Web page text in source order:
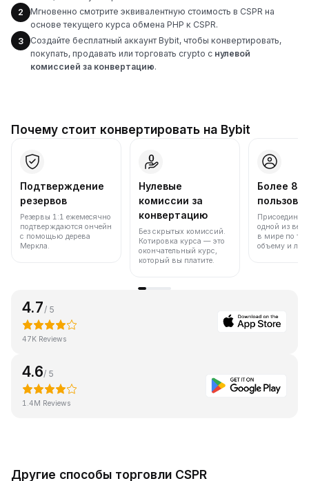
2
Мгновенно смотрите эквивалентную стоимость в CSPR на
основе текущего курса обмена PHP к CSPR.
3
Создайте бесплатный аккаунт Bybit, чтобы конвертировать,
покупать, продавать или торговать crypto с нулевой
комиссией за конвертацию.
Почему стоит конвертировать на Bybit
Подтверждение
резервов
Резервы 1:1 ежемесячно
подтверждаются ончейн
с помощью дерева
Меркла.
Нулевые
комиссии за
конвертацию
Без скрытых комиссий.
Котировка курса — это
окончательный курс,
который вы платите.
Более 86
одной из
в мире по
объему и
4.7 / 5
47K Reviews
4.6/ 5
1.4M Reviews
Другие способы торговли CSPR